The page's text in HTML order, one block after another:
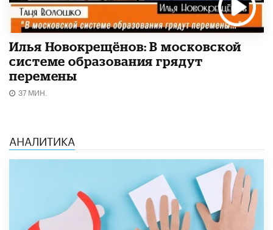
Илья Новокрещёнов: В московской
системе образования грядут
перемены
37 МИН.
АНАЛИТИКА